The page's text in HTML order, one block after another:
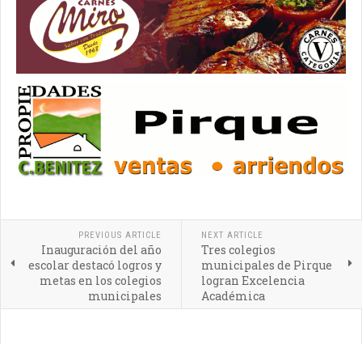
PREVIOUS ARTICLE
Inauguración del año
escolar destacó logros y
metas en los colegios
municipales
NEXT ARTICLE
Tres colegios
municipales de Pirque
logran Excelencia
Académica